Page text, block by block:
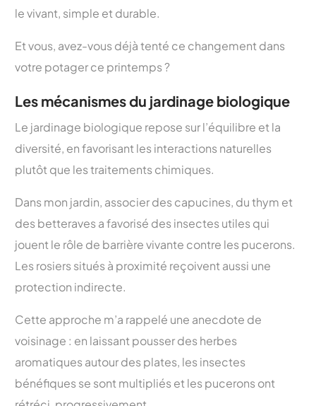
le vivant, simple et durable.
Et vous, avez-vous déjà tenté ce changement dans
votre potager ce printemps ?
Les mécanismes du jardinage biologique
Le jardinage biologique repose sur l’équilibre et la
diversité, en favorisant les interactions naturelles
plutôt que les traitements chimiques.
Dans mon jardin, associer des capucines, du thym et
des betteraves a favorisé des insectes utiles qui
jouent le rôle de barrière vivante contre les pucerons.
Les rosiers situés à proximité reçoivent aussi une
protection indirecte.
Cette approche m’a rappelé une anecdote de
voisinage : en laissant pousser des herbes
aromatiques autour des plates, les insectes
bénéfiques se sont multipliés et les pucerons ont